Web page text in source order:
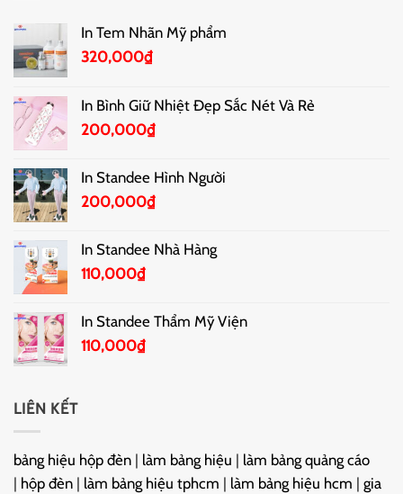
In Tem Nhãn Mỹ phẩm
320,000₫
In Bình Giữ Nhiệt Đẹp Sắc Nét Và Rẻ
200,000₫
In Standee Hình Người
200,000₫
In Standee Nhà Hàng
110,000₫
In Standee Thẩm Mỹ Viện
110,000₫
LIÊN KẾT
bảng hiệu hộp đèn | làm bảng hiệu | làm bảng quảng cáo
| hộp đèn | làm bảng hiệu tphcm | làm bảng hiệu hcm | gia